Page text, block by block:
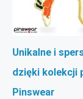
Unikalne i
dzięki kolekcji
Pinswear